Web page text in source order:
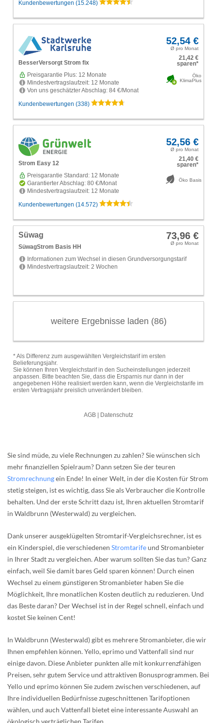
Sie sind müde, zu viele Rechnungen zu zahlen? Sie wünschen sich
mehr finanziellen Spielraum? Dann setzen Sie der teuren
Stromrechnungein Ende! In einer Welt, in der die Kosten für Strom
stetig steigen, ist es wichtig, dass Sie als Verbraucher die Kontrolle
behalten. Und der erste Schritt dazu ist, Ihren aktuellen Stromtarif
in Waldbrunn (Westerwald) zu vergleichen.
Dank unserer ausgeklügelten Stromtarif-Vergleichsrechner, ist es
ein Kinderspiel, die verschiedenen Stromtarifeund Stromanbieter
in Ihrer Stadt zu vergleichen. Aber warum sollten Sie das tun? Ganz
einfach, weil Sie damit bares Geld sparen können! Durch einen
Wechsel zu einem günstigeren Stromanbieter haben Sie die
Möglichkeit, Ihre monatlichen Kosten deutlich zu reduzieren. Und
das Beste daran? Der Wechsel ist in der Regel schnell, einfach und
kostet Sie keinen Cent!
In Waldbrunn (Westerwald) gibt es mehrere Stromanbieter, die wir
Ihnen empfehlen können. Yello, eprimo und Vattenfall sind nur
einige davon. Diese Anbieter punkten alle mit konkurrenzfähigen
Preisen, sehr gutem Service und attraktiven Bonusprogrammen. Bei
Yello und eprimo können Sie zudem zwischen verschiedenen, auf
Ihre individuellen Bedürfnisse zugeschnittenen Tarifoptionen
wählen, und auch Vattenfall bietet eine interessante Auswahl an
ökologisch verträglichen Tarifen.